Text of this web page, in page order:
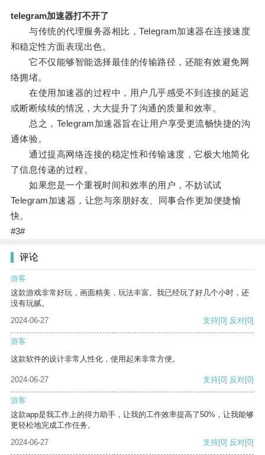
telegram加速器打不开了
与传统的代理服务器相比，Telegram加速器在连接速度
和稳定性方面表现出色。
它不仅能够智能选择最佳的传输路径，还能有效避免网
络拥堵。
在使用加速器的过程中，用户几乎感受不到连接的延迟
或断断续续的情况，大大提升了沟通的质量和效率。
总之，Telegram加速器旨在让用户享受更流畅快捷的沟
通体验。
通过提高网络连接的稳定性和传输速度，它极大地简化
了信息传递的过程。
如果您是一个重视时间和效率的用户，不妨试试
Telegram加速器，让您与亲朋好友、同事合作更加便捷愉
快。
#3#
评论
游客
这款游戏非常好玩，画面精美，玩法丰富。我已经玩了好几个小时，还
没有玩腻。
2024-06-27
支持[0] 反对[0]
游客
这款软件的设计非常人性化，使用起来非常方便。
2024-06-27 支持[0] 反对[0]
游客
这款app是我工作上的得力助手，让我的工作效率提高了50%，让我能够
更轻松地完成工作任务。
2024-06-27
支持[0] 反对[0]